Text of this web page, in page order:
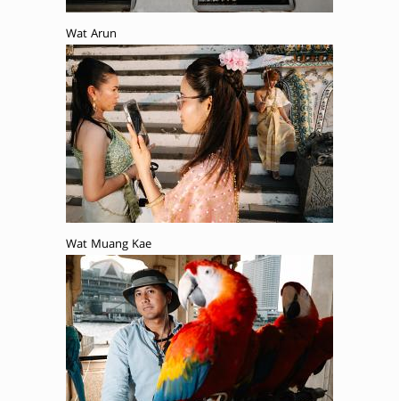
Wat Arun
Wat Muang Kae